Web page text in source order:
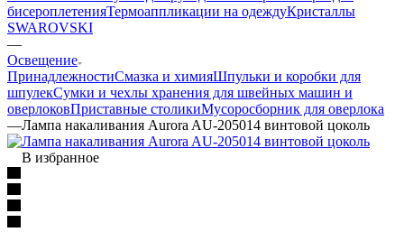
бисероплетенияТермоаппликации на одеждуКристаллы
SWAROVSKI
—
Освещение
ПринадлежностиСмазка и химияШпульки и коробки для
шпулекСумки и чехлы хранения для швейных машин и
оверлоковПриставные столикиМусоросборник для оверлока
—Лампа накаливания Aurora AU-205014 винтовой цоколь
В избранное